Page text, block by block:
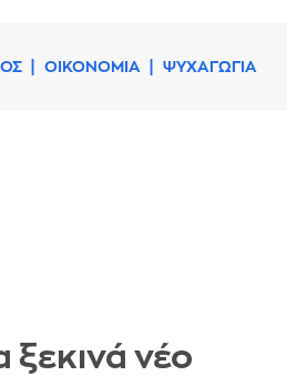
ΟΙΚΟΝΟΜΙΑ ΨΥΧΑΓΩΓΙΑ
νέο